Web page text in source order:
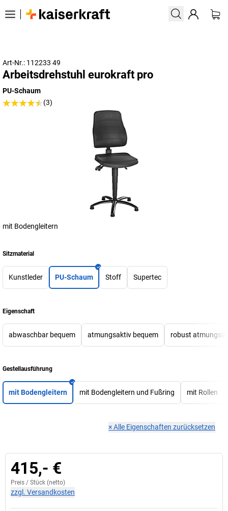
Art-Nr.: 112233 49
Arbeitsdrehstuhl eurokraft pro
PU-Schaum
(3)
mit Bodengleitern
Sitzmaterial
Kunstleder PU-Schaum Stoff Supertec
Eigenschaft
abwaschbar bequem atmungsaktiv bequem robust
Gestellausführung
mit Bodengleitern mit Bodengleitern und Fußring mit Rollen
×Alle Eigenschaften zurücksetzen
415,- €
Preis / Stück (netto)
zzgl. Versandkosten